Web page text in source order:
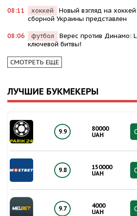
08:11 хоккей
Новый взгляд на
сборной Украины представлен
08:06 футбол
Верес против Динамо:
ключевой битвы!
СМОТРЕТЬ ЕЩЕ
ЛУЧШИЕ БУКМЕКЕРЫ
9.9
80000
UAH
9.8
150000
UAH
9.7
4000
UAH